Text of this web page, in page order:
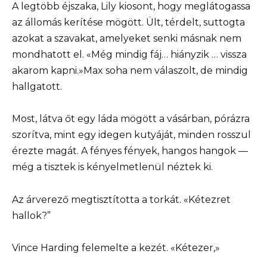
A legtöbb éjszaka, Lily kiosont, hogy meglátogassa
az állomás kerítése mögött. Ült, térdelt, suttogta
azokat a szavakat, amelyeket senki másnak nem
mondhatott el. «Még mindig fáj… hiányzik … vissza
akarom kapni.»Max soha nem válaszolt, de mindig
hallgatott.
Most, látva őt egy láda mögött a vásárban, pórázra
szorítva, mint egy idegen kutyáját, minden rosszul
érezte magát. A fényes fények, hangos hangok —
még a tisztek is kényelmetlenül néztek ki.
Az árverező megtisztította a torkát. «Kétezret
hallok?”
Vince Harding felemelte a kezét. «Kétezer,»